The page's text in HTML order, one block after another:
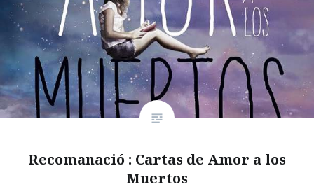
Recomanació : Cartas de Amor a los
Muertos